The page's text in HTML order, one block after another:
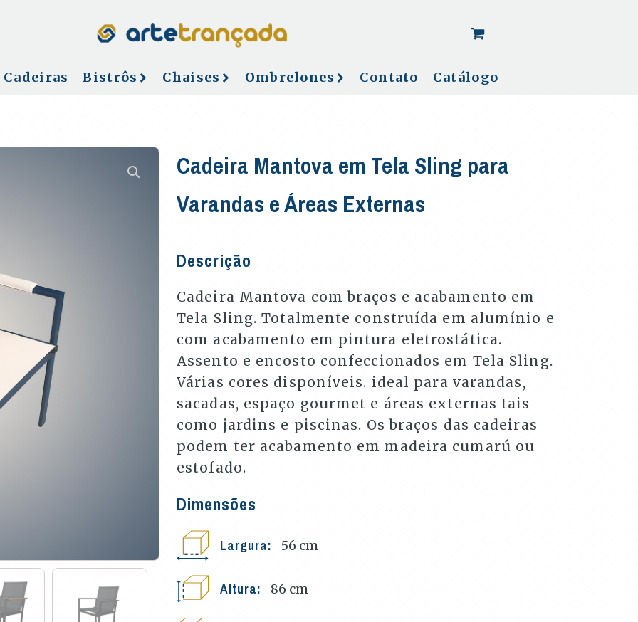
Cadeiras Bistrôs Chaises Ombrelones Contato Catálogo
Cadeira Mantova em Tela Sling para
Varandas e Áreas Externas
Descrição
Cadeira Mantova com braços e acabamento em
Tela Sling. Totalmente construída em alumínio e
com acabamento em pintura eletrostática.
Assento e encosto confeccionados em Tela Sling.
Várias cores disponíveis. ideal para varandas,
sacadas, espaço gourmet e áreas externas tais
como jardins e piscinas. Os braços das cadeiras
podem ter acabamento em madeira cumarú ou
estofado.
Dimensões
Largura: 56 cm
Altura: 86 cm